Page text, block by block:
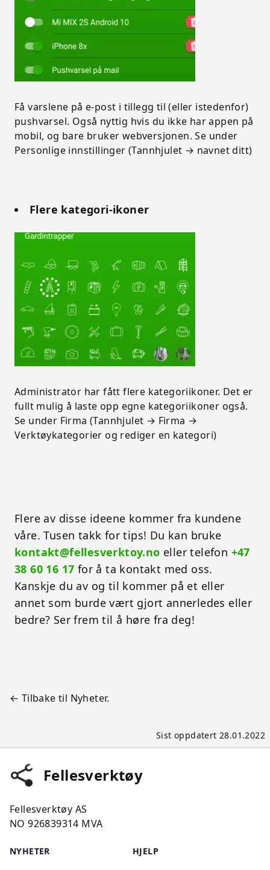
Få varslene på e-post i tillegg til (eller istedenfor)
pushvarsel. Også nyttig hvis du ikke har appen på
mobil, og bare bruker webversjonen. Se under
Personlige innstillinger (Tannhjulet → navnet ditt)
Flere kategori-ikoner
Administrator har fått flere kategoriikoner. Det er
fullt mulig å laste opp egne kategoriikoner også.
Se under Firma (Tannhjulet → Firma →
Verktøykategorier og rediger en kategori)
Flere av disse ideene kommer fra kundene
våre. Tusen takk for tips! Du kan bruke
kontakt@fellesverktoy.no eller telefon +47
38 60 16 17 for å ta kontakt med oss.
Kanskje du av og til kommer på et eller
annet som burde vært gjort annerledes eller
bedre? Ser frem til å høre fra deg!
← Tilbake til Nyheter.
Sist oppdatert 28.01.2022
Fellesverktøy
Fellesverktøy AS
NO 926839314 MVA
NYHETER HJELP